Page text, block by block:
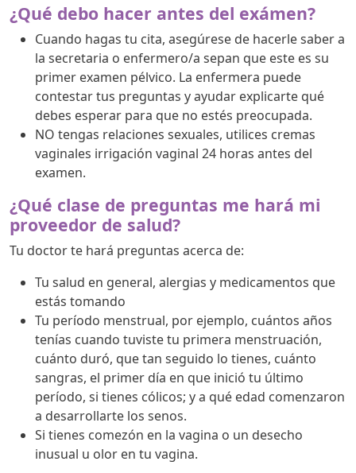
¿Qué debo hacer antes del exámen?
Cuando hagas tu cita, asegúrese de hacerle saber a
la secretaria o enfermero/a sepan que este es su
primer examen pélvico. La enfermera puede
contestar tus preguntas y ayudar explicarte qué
debes esperar para que no estés preocupada.
NO tengas relaciones sexuales, utilices cremas
vaginales irrigación vaginal 24 horas antes del
examen.
¿Qué clase de preguntas me hará mi
proveedor de salud?
Tu doctor te hará preguntas acerca de:
Tu salud en general, alergias y medicamentos que
estás tomando
Tu período menstrual, por ejemplo, cuántos años
tenías cuando tuviste tu primera menstruación,
cuánto duró, que tan seguido lo tienes, cuánto
sangras, el primer día en que inició tu último
período, si tienes cólicos; y a qué edad comenzaron
a desarrollarte los senos.
Si tienes comezón en la vagina o un desecho
inusual u olor en tu vagina.